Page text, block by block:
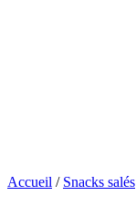
Accueil / Snacks salés